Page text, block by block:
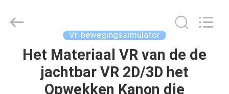
HUIS
PRODUCTEN
Co.,Ltd.
Vr-bewegingssimulator
Het Materiaal VR van de de
jachtbar VR 2D/3D het
Opwekken Kanon die